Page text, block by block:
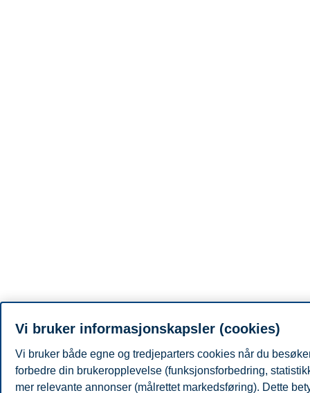
Vi bruker informasjonskapsler (cookies)
Vi bruker både egne og tredjeparters cookies når du
forbedre din brukeropplevelse (funksjonsforbedring,
mer relevante annonser (målrettet markedsføring). Dette